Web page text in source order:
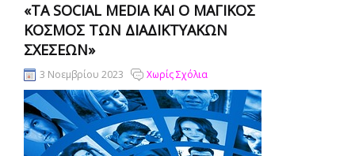
«ΤΑ SOCIAL MEDIA ΚΑΙ Ο ΜΑΓΙΚΌΣ
ΚΌΣΜΟΣ ΤΩΝ ΔΙΑΔΙΚΤΥΑΚΏΝ
ΣΧΈΣΕΩΝ»
3 Νοεμβρίου 2023 Χωρίς Σχόλια